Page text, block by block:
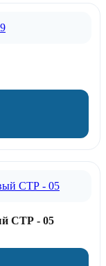
Стол общего назначения 2-х тумбовый СТР - 05